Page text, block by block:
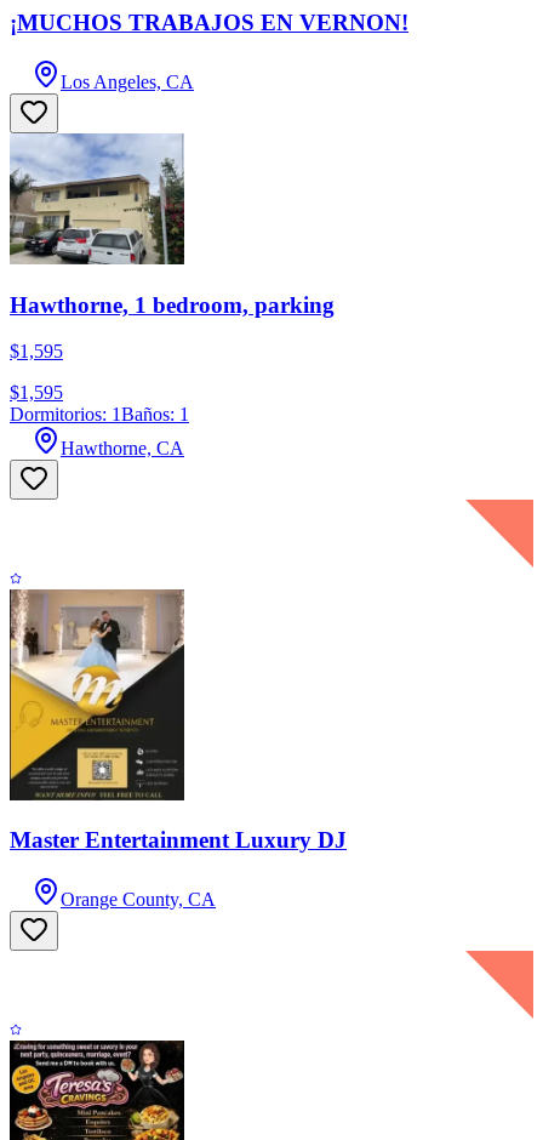
¡MUCHOS TRABAJOS EN VERNON!
Los Angeles, CA
Hawthorne, 1 bedroom, parking
$1,595
$1,595
Dormitorios: 1Baños: 1
Hawthorne, CA
Master Entertainment Luxury DJ
Orange County, CA